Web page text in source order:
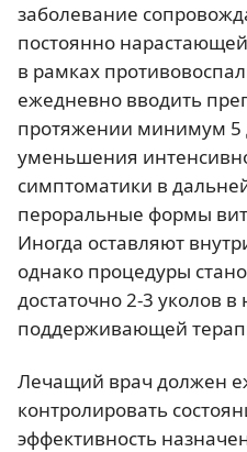
заболевание
постоянно
в рамках
ежедневно вводить
протяжении минимум 5
уменьшения
симптоматики в
пероральные формы
Иногда оставляют
однако процедуры
достаточно 2-3 уколов
поддерживающей
Лечащий врач должен
контролировать
эффективность